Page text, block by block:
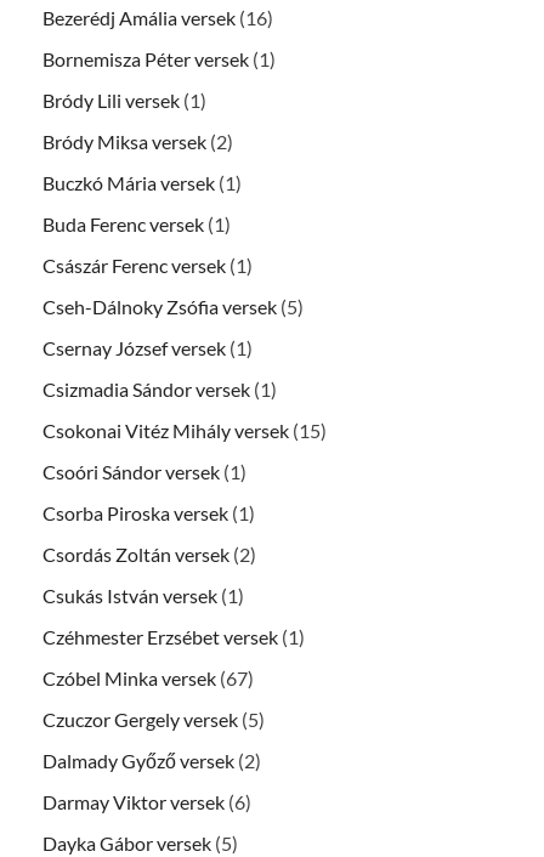
Bezerédj Amália versek (16)
Bornemisza Péter versek (1)
Bródy Lili versek (1)
Bródy Miksa versek (2)
Buczkó Mária versek (1)
Buda Ferenc versek (1)
Császár Ferenc versek (1)
Cseh-Dálnoky Zsófia versek (5)
Csernay József versek (1)
Csizmadia Sándor versek (1)
Csokonai Vitéz Mihály versek (15)
Csoóri Sándor versek (1)
Csorba Piroska versek (1)
Csordás Zoltán versek (2)
Csukás István versek (1)
Czéhmester Erzsébet versek (1)
Czóbel Minka versek (67)
Czuczor Gergely versek (5)
Dalmady Győző versek (2)
Darmay Viktor versek (6)
Dayka Gábor versek (5)